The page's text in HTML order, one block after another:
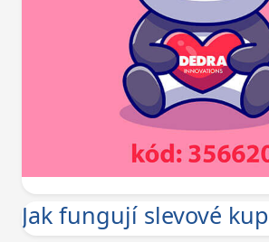
Jak fungují slevové